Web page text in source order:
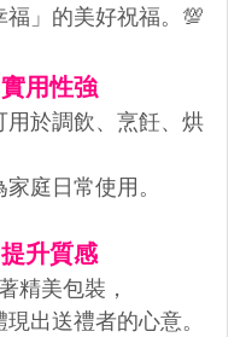
」的美好祝福。💯
用性強
用於調飲、烹飪、烘
庭日常使用。
升質感
精美包裝，
現出送禮者的心意。